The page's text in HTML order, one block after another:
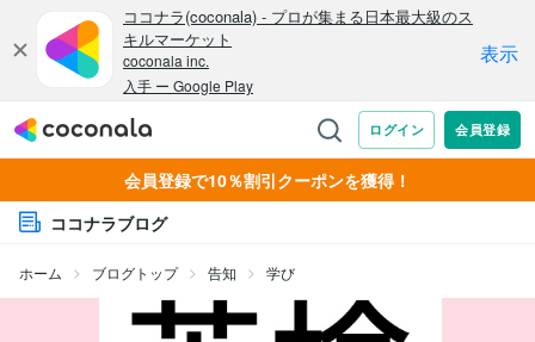
会員登録で10％割引クーポンを獲得！
ココナラブログ
ホーム ブログトップ 告知 学び